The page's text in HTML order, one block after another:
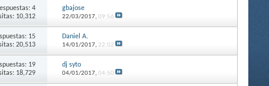
4
10,312
gbajose
22/03/2017, 09:56
15
20,513
Daniel A.
14/01/2017, 22:02
19
18,729
dj syto
04/01/2017, 04:50